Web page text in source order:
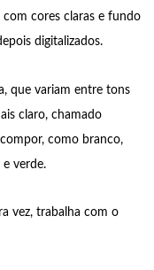
com cores claras e fundo
digitalizados.
que variam entre tons
claro, chamado
como branco,
e verde.
vez, trabalha com o